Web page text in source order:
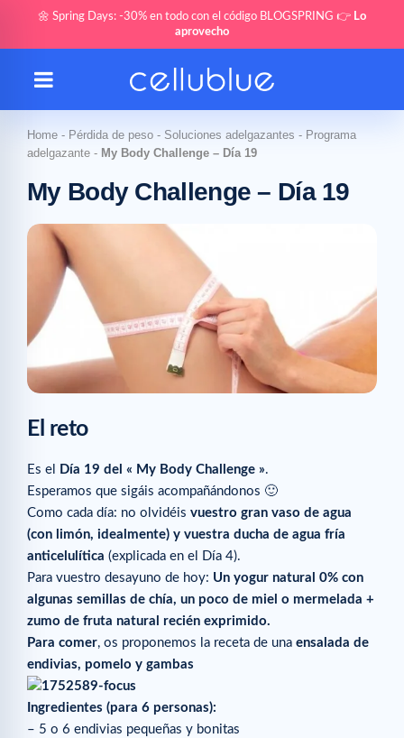
🌼 Spring Days: -30% en todo con el código BLOGSPRING 👉 Lo
aprovecho
Home - Pérdida de peso - Soluciones adelgazantes - Programa
adelgazante - My Body Challenge – Día 19
My Body Challenge – Día 19
El reto
Es el Día 19 del « My Body Challenge ».
Esperamos que sigáis acompañándonos 🙂
Como cada día: no olvidéis vuestro gran vaso de agua
(con limón, idealmente) y vuestra ducha de agua fría
anticelulítica (explicada en el Día 4).
Para vuestro desayuno de hoy: Un yogur natural 0% con
algunas semillas de chía, un poco de miel o mermelada +
zumo de fruta natural recién exprimido.
Para comer, os proponemos la receta de una ensalada de
endivias, pomelo y gambas
Ingredientes (para 6 personas):
– 5 o 6 endivias pequeñas y bonitas